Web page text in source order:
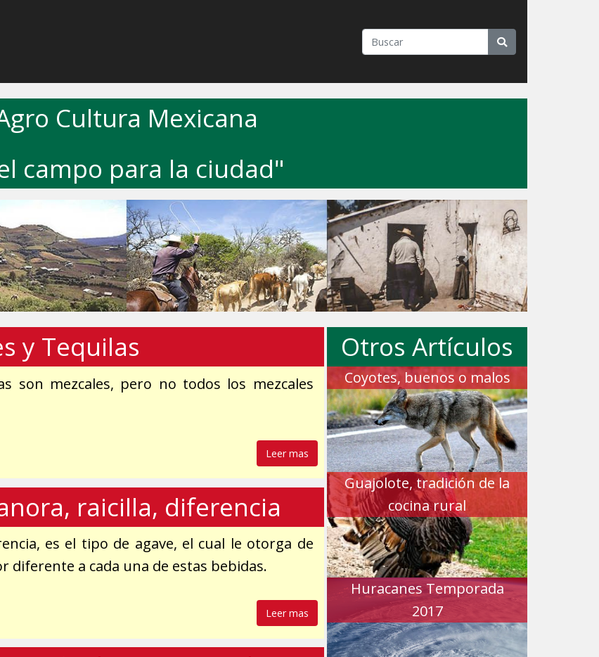
Cultura Mexicana
campo para la ciudad"
Next
y Tequilas
son mezcales, pero no todos los mezcales
Leer mas
raicilla, diferencia
es el tipo de agave, el cual le otorga de
diferente a cada una de estas bebidas.
Leer mas
Otros Artículos
Coyotes, buenos o malos
Guajolote, tradición de la
cocina rural
Huracanes Temporada
2017